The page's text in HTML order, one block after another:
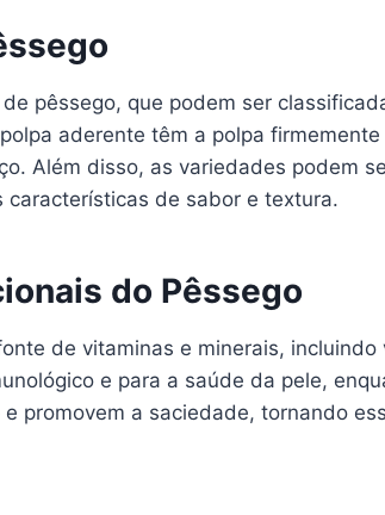
pêssego, que podem ser
aderente têm a polpa
Além disso, as variedades podem
características de sabor e textura.
do Pêssego
de vitaminas e minerais,
e para a saúde da pele,
promovem a saciedade, tornando